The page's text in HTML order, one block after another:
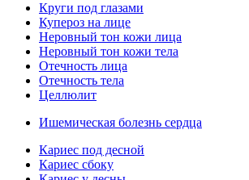
Круги под глазами
Купероз на лице
Неровный тон кожи лица
Неровный тон кожи тела
Отечность лица
Отечность тела
Целлюлит
Ишемическая болезнь сердца
Кариес под десной
Кариес сбоку